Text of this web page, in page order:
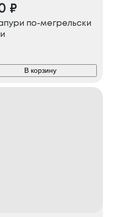
₽
по-мегрельски
В корзину